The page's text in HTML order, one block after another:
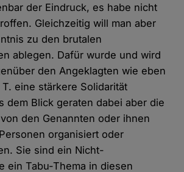
der Eindruck, es habe nicht
Gleichzeitig will man aber
zu den brutalen
ablegen. Dafür wurde und wird
den Angeklagten wie eben
eine stärkere Solidarität
dem Blick geraten dabei aber die
den Genannten oder ihnen
organisiert oder
Sie sind ein Nicht-
ein Tabu-Thema in diesen